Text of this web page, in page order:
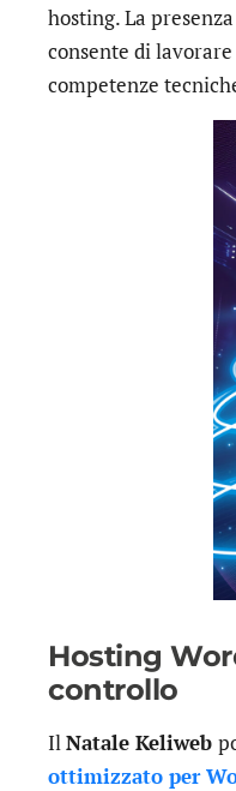
hosting. La
consente di
competenze
Hosting
controllo
IlNatale Keliweb
ottimizzato per